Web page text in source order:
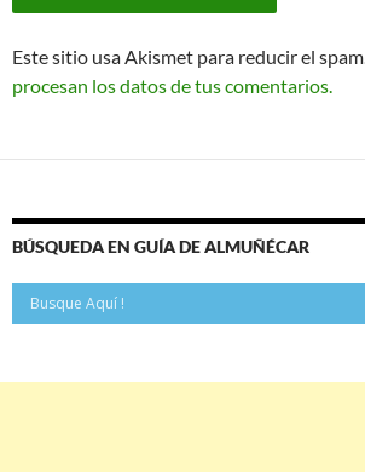
Este sitio usa Akismet para reducir el spam.
procesan los datos de tus comentarios.
BÚSQUEDA EN GUÍA DE ALMUÑÉCAR